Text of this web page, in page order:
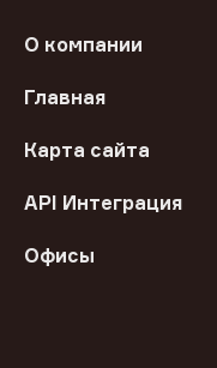
О компании
Главная
Карта сайта
API Интеграция
Офисы